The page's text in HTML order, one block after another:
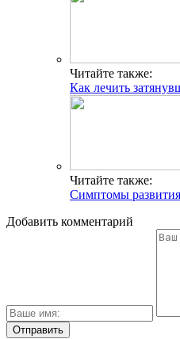
Читайте также:
Как лечить
Читайте также:
Симптомы
Добавить комментарий